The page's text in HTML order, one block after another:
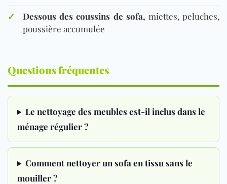
✓
Dessous des coussins de sofa, miettes, peluches,
poussière accumulée
Questions fréquentes
Le nettoyage des meubles est-il inclus dans le
ménage régulier ?
Comment nettoyer un sofa en tissu sans le
mouiller ?